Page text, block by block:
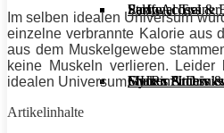
Stoffwechsel &
Frauen Fitness
Salate
Shakes & Drinks
Personal
Gym im
Early Access
MHRx Archiv
Im selben idealen Universum
einzelne verbrannte Kalorie aus
aus dem Muskelgewebe
keine Muskeln verlieren.
idealen Universum.
Artikelinhalte